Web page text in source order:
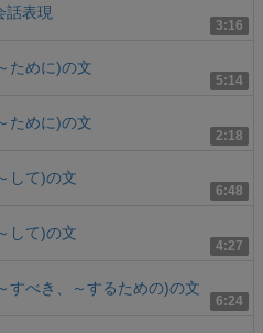
3:16
話表現
5:14
ために)の文
2:18
ために)の文
6:48
して)の文
4:27
して)の文
6:24
すべき、～するための)の文